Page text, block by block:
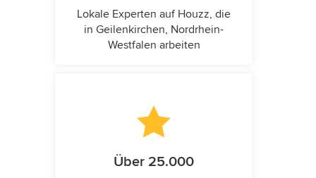
Lokale Experten auf Houzz, die
in Geilenkirchen, Nordrhein-
Westfalen arbeiten
Über 25.000